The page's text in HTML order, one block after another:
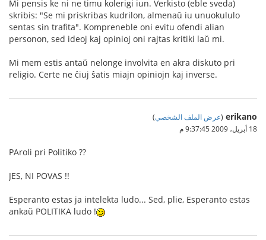
Mi pensis ke ni ne timu kolerigi iun. Verkisto (eble sveda)
skribis: "Se mi priskribas kudrilon, almenaŭ iu unuokululo
sentas sin trafita". Kompreneble oni evitu ofendi alian
personon, sed ideoj kaj opinioj oni rajtas kritiki laŭ mi.
Mi mem estis antaŭ nelonge involvita en akra diskuto pri
religio. Certe ne ĉiuj ŝatis miajn opiniojn kaj inverse.
erikano
(عرض الملف الشخصي)
18 أبريل، 2009 9:37:45 م
PAroli pri Politiko ??
JES, NI POVAS !!
Esperanto estas ja intelekta ludo... Sed, plie, Esperanto estas
ankaŭ POLITIKA ludo !